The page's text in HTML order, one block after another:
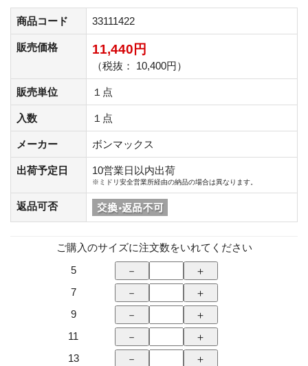
商品コード 33111422
販売価格 11,440円
（税抜： 10,400円）
販売単位 １点
入数 １点
メーカー ボンマックス
出荷予定日 10営業日以内出荷
※ミドリ安全営業所経由の納品の場合は異なります。
返品可否
ご購入のサイズに注文数をいれてください
5
7
9
11
13